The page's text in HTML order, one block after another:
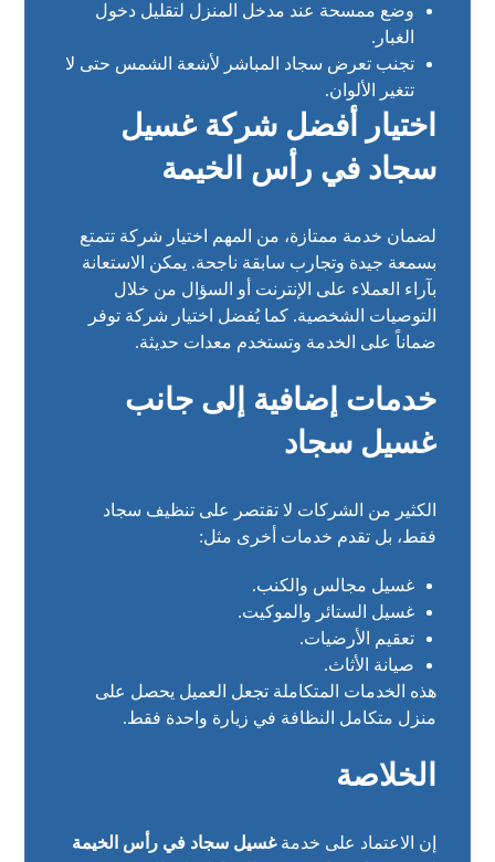
وضع ممسحة عند مدخل المنزل لتقليل دخول
الغبار.
تجنب تعرض سجاد المباشر لأشعة الشمس حتى لا
تتغير الألوان.
اختيار أفضل شركة غسيل
سجاد في رأس الخيمة
لضمان خدمة ممتازة، من المهم اختيار شركة تتمتع
بسمعة جيدة وتجارب سابقة ناجحة. يمكن الاستعانة
بآراء العملاء على الإنترنت أو السؤال من خلال
التوصيات الشخصية. كما يُفضل اختيار شركة توفر
ضماناً على الخدمة وتستخدم معدات حديثة.
خدمات إضافية إلى جانب
غسيل سجاد
الكثير من الشركات لا تقتصر على تنظيف سجاد
فقط، بل تقدم خدمات أخرى مثل:
غسيل مجالس والكنب.
غسيل الستائر والموكيت.
تعقيم الأرضيات.
صيانة الأثاث.
هذه الخدمات المتكاملة تجعل العميل يحصل على
منزل متكامل النظافة في زيارة واحدة فقط.
الخلاصة
إن الاعتماد على خدمةغسيل سجاد في رأس الخيمة